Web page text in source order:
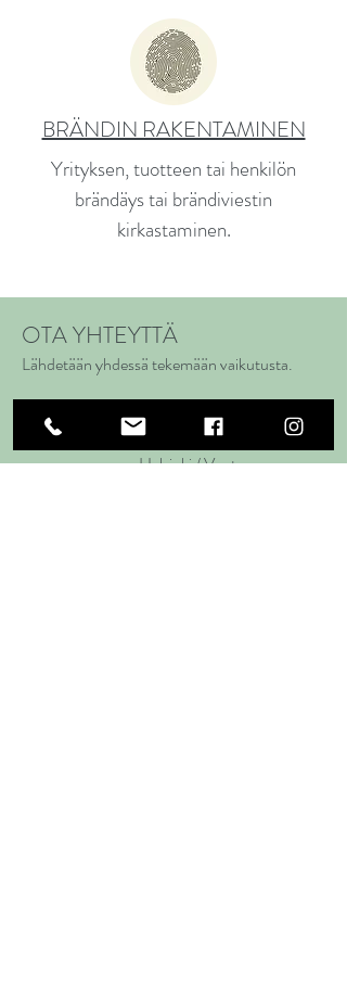
BRÄNDIN RAKENTAMINEN
Yrityksen, tuotteen tai henkilön
brändäystai brändiviestin
kirkastaminen.
OTA YHTEYTTÄ
Lähdetään yhdessä tekemään vaikutusta.
leena@reason2b.fi
+358 50 536 2101
Helsinki / Vantaa